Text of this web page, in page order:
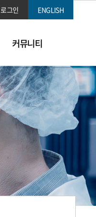
로그인 ENGLISH
커뮤니티